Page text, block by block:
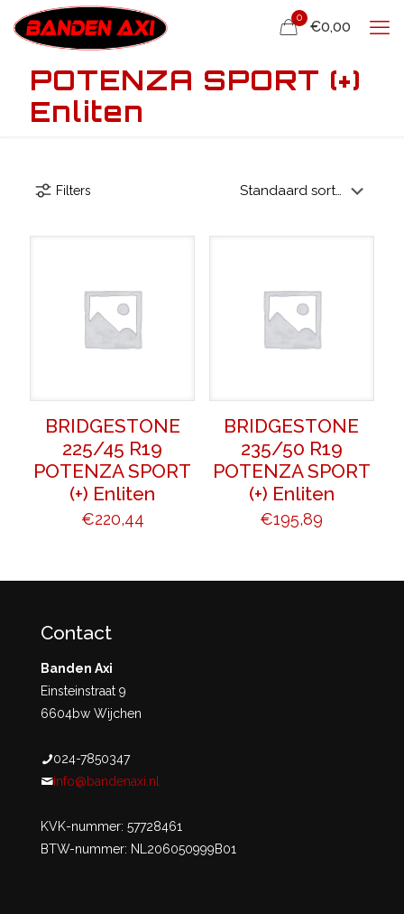
0
€0,00
POTENZA SPORT (+)
Enliten
Filters
BRIDGESTONE
225/45 R19
POTENZA SPORT
(+) Enliten
€220,44
BRIDGESTONE
235/50 R19
POTENZA SPORT
(+) Enliten
€195,89
Contact
Banden Axi
Einsteinstraat 9
6604bw Wijchen
024-7850347
info@bandenaxi.nl
KVK-nummer: 57728461
BTW-nummer: NL206050999B01